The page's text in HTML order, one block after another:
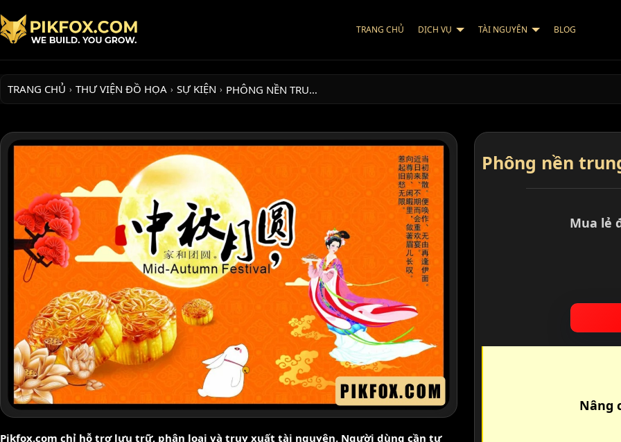
TRANG CHỦ DỊCH VỤ TÀI NGUYÊN BLOG
TRANG CHỦ › THƯ VIỆN ĐỒ HỌA › SỰ KIỆN › PHÔNG NỀN TRU…
Pikfox.com chỉ hỗ trợ lưu trữ, phân loại và truy xuất tài nguyên. Người dùng cần tự
Phông nền
Mua lẻ
Nâng